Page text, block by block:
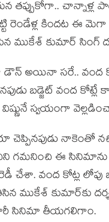
చాన్నాళ్ల
రెండేళ్ల కిందట ఈ మెగా
కుమార్ సింగ్
డౌన్ అయినా సరే..
బడ్జెట్ వంద
స్వయంగా
చెప్పినపుడు నాకెంతో
గమనించి ఈ
చేశా. వంద కోట్ల లోపు
ముకేశ్ కుమార్‌కు
సినిమా తీయగలిగాం.